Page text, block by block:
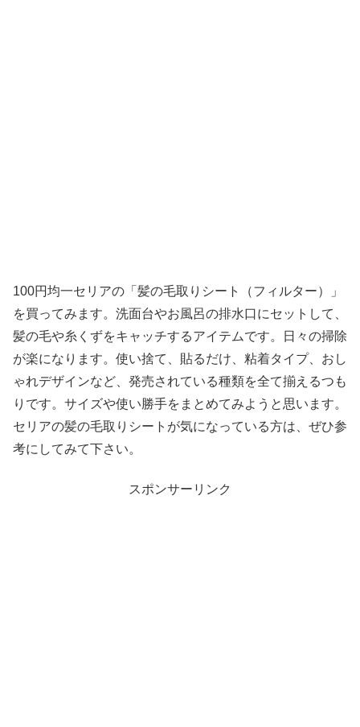
100円均一セリアの「髪の毛取りシート（フィルター）」
を買ってみます。洗面台やお風呂の排水口にセットして、
髪の毛や糸くずをキャッチするアイテムです。日々の掃除
が楽になります。使い捨て、貼るだけ、粘着タイプ、おし
ゃれデザインなど、発売されている種類を全て揃えるつも
りです。サイズや使い勝手をまとめてみようと思います。
セリアの髪の毛取りシートが気になっている方は、ぜひ参
考にしてみて下さい。
スポンサーリンク